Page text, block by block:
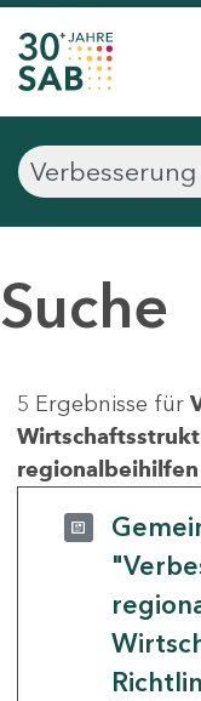
Suche
5 Ergebnisse für
regionalbeihilfen